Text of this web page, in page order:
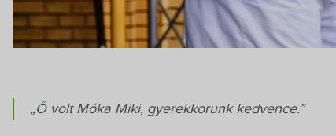
„Ő volt Móka Miki, gyerekkorunk kedvence.”